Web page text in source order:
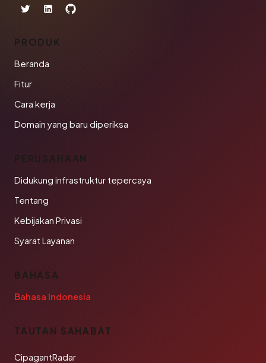
PRODUK
Beranda
Fitur
Cara kerja
Domain yang baru diperiksa
PERUSAHAAN
Didukung infrastruktur tepercaya
Tentang
Kebijakan Privasi
Syarat Layanan
BAHASA
Bahasa Indonesia
TAUTAN SAHABAT
CipagantRadar